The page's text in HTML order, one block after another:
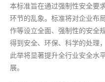
本标准旨在通过强制性安全要
环节的乱象。标准将对企业布
作等设立全面、强制性的安全
得到安全、环保、科学的处理
此举将显著提升全行业安全水
展。